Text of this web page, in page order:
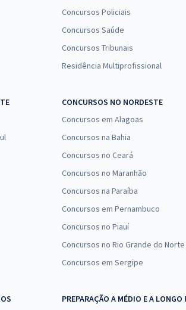
Concursos Policiais
Concursos Saúde
Concursos Tribunais
Residência Multiprofissional
CONCURSOS NO NORDESTE
Concursos em Alagoas
Concursos na Bahia
Concursos no Ceará
Concursos no Maranhão
Concursos na Paraíba
Concursos em Pernambuco
Concursos no Piauí
Concursos no Rio Grande do Norte
Concursos em Sergipe
PREPARAÇÃO A MÉDIO E A LONGO